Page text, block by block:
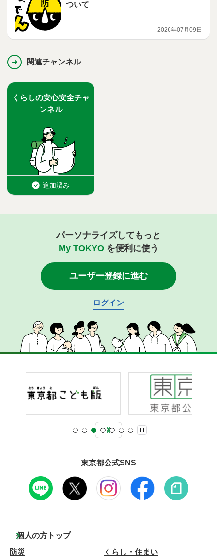
ついて
2026年07月09日
関連チャンネル
パーソナライズしてもっと
My TOKYOを便利に使う
ユーザー登録に進む
ログイン
東京都公式SNS
個人の方トップ
防災
くらし・住まい